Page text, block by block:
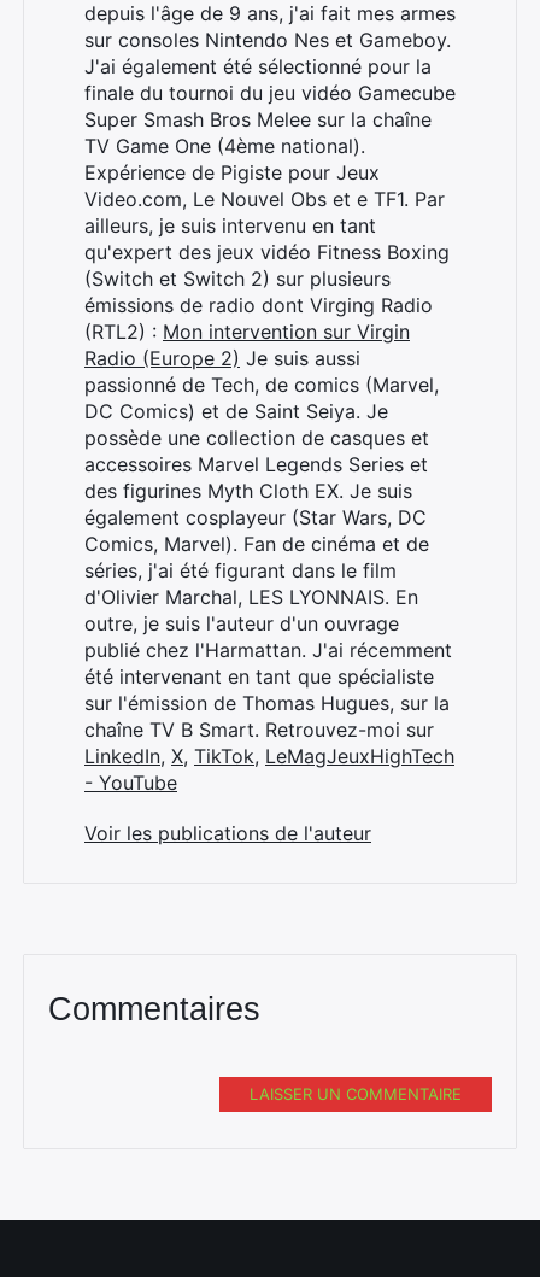
depuis l'âge de 9 ans, j'ai fait mes armes
sur consoles Nintendo Nes et Gameboy.
J'ai également été sélectionné pour la
finale du tournoi du jeu vidéo Gamecube
Super Smash Bros Melee sur la chaîne
TV Game One (4ème national).
Expérience de Pigiste pour Jeux
Video.com, Le Nouvel Obs et e TF1. Par
ailleurs, je suis intervenu en tant
qu'expert des jeux vidéo Fitness Boxing
(Switch et Switch 2) sur plusieurs
émissions de radio dont Virging Radio
(RTL2) : Mon intervention sur Virgin
Radio (Europe 2) Je suis aussi
passionné de Tech, de comics (Marvel,
DC Comics) et de Saint Seiya. Je
possède une collection de casques et
accessoires Marvel Legends Series et
des figurines Myth Cloth EX. Je suis
également cosplayeur (Star Wars, DC
Comics, Marvel). Fan de cinéma et de
séries, j'ai été figurant dans le film
d'Olivier Marchal, LES LYONNAIS. En
outre, je suis l'auteur d'un ouvrage
publié chez l'Harmattan. J'ai récemment
été intervenant en tant que spécialiste
sur l'émission de Thomas Hugues, sur la
chaîne TV B Smart. Retrouvez-moi sur
LinkedIn, X, TikTok, LeMagJeuxHighTech
- YouTube
Voir les publications de l'auteur
Commentaires
LAISSER UN COMMENTAIRE